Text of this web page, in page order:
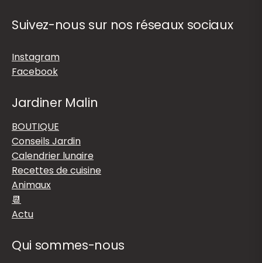
Suivez-nous sur nos réseaux sociaux
Instagram
Facebook
Jardiner Malin
BOUTIQUE
Conseils Jardin
Calendrier lunaire
Recettes de cuisine
Animaux
📆
Actu
Qui sommes-nous